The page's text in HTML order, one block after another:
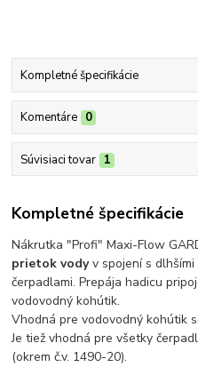
Kompletné špecifikácie
Komentáre 0
Súvisiaci tovar 1
Kompletné špecifikácie
Nákrutka "Profi" Maxi-Flow
prietok vodyv spojení s dlhšími
čerpadlami. Prepája hadicu
vodovodný kohútik.
Vhodná pre vodovodný kohútik
Je tiež vhodná pre všetky
(okrem č.v. 1490-20).